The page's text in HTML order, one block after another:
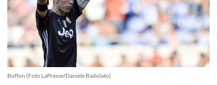
Buffon (Foto LaPresse/Daniele Badolato)